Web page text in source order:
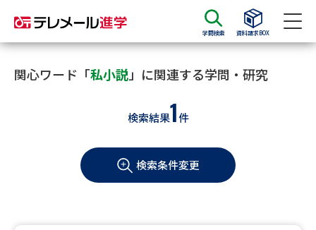
学問検索 資料請求BOX
資料請求 資料検索
大学・短大の資料種類から請求
学部・学科パンフ
関心ワード「私小説」に関連する学問・研究
検索結果1件
検索条件変更